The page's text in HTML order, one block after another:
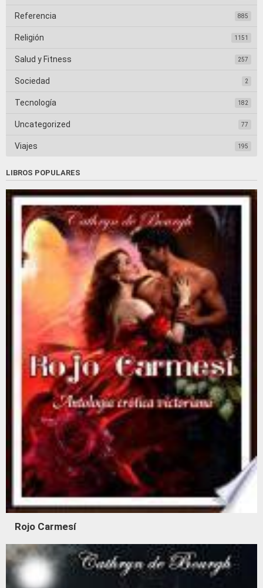
Referencia 885
Religión 1151
Salud y Fitness 257
Sociedad 2
Tecnología 182
Uncategorized 77
Viajes 195
LIBROS POPULARES
Rojo Carmesí